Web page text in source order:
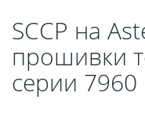
SCCP на
прошивки
серии 7960